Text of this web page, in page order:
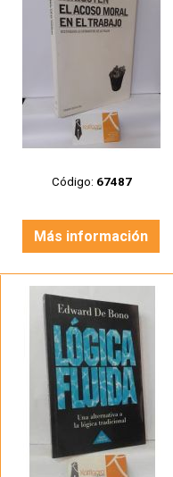
Código: 67487
Más información